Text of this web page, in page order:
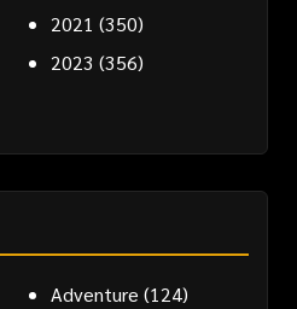
2021 (350)
2023 (356)
Adventure (124)